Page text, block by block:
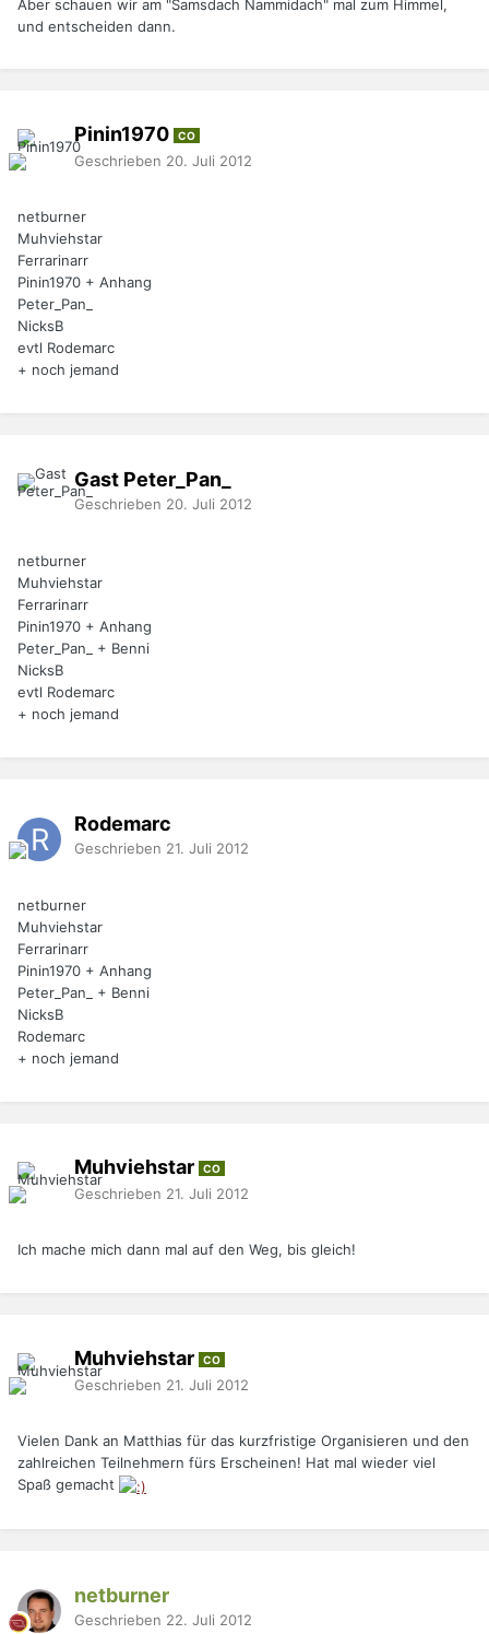
Aber schauen wir am "Samsdach Nammidach" mal zum Himmel,
und entscheiden dann.
Pinin1970 CO
Geschrieben 20. Juli 2012
netburner
Muhviehstar
Ferrarinarr
Pinin1970 + Anhang
Peter_Pan_
NicksB
evtl Rodemarc
+ noch jemand
Gast Peter_Pan_
Geschrieben 20. Juli 2012
netburner
Muhviehstar
Ferrarinarr
Pinin1970 + Anhang
Peter_Pan_ + Benni
NicksB
evtl Rodemarc
+ noch jemand
Rodemarc
Geschrieben 21. Juli 2012
netburner
Muhviehstar
Ferrarinarr
Pinin1970 + Anhang
Peter_Pan_ + Benni
NicksB
Rodemarc
+ noch jemand
Muhviehstar CO
Geschrieben 21. Juli 2012
Ich mache mich dann mal auf den Weg, bis gleich!
Muhviehstar CO
Geschrieben 21. Juli 2012
Vielen Dank an Matthias für das kurzfristige Organisieren und den
zahlreichen Teilnehmern fürs Erscheinen! Hat mal wieder viel
Spaß gemacht
netburner
Geschrieben 22. Juli 2012